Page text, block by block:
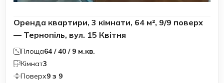
Оренда квартири, 3 кімнати, 64 м², 9/9 поверх
— Тернопіль, вул. 15 Квітня
Площа64 / 40 / 9 м.кв.
Кімнат3
Поверх9 з 9